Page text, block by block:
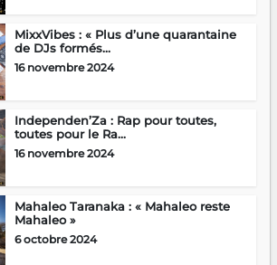
MixxVibes : « Plus d’une quarantaine
de DJs formés...
16 novembre 2024
Independen’Za : Rap pour toutes,
toutes pour le Ra...
16 novembre 2024
Mahaleo Taranaka : « Mahaleo reste
Mahaleo »
6 octobre 2024